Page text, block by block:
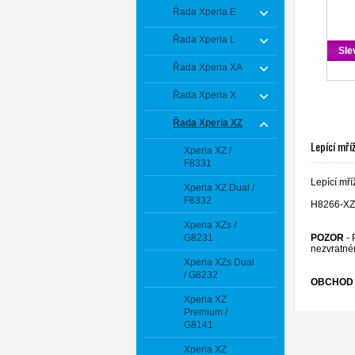
Řada Xperia E
Řada Xperia L
Řada Xperia XA
Řada Xperia X
Řada Xperia XZ
Xperia XZ /
F8331
Xperia XZ Dual /
F8332
Xperia XZs /
G8231
Xperia XZs Dual
/ G8232
Xperia XZ
Premium /
G8141
Xperia XZ
Lepící
Lepící
H8266-
POZOR -